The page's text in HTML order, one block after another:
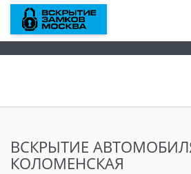
ВСКРЫТИЕ
КОЛОМЕНСКАЯ